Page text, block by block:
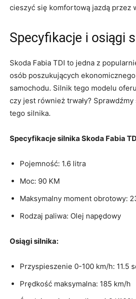
‍cieszyć‌ się komfortową jazdą⁣ przez
Specyfikacje i‍ osiągi
Skoda Fabia⁤ TDI ⁤to jedna ⁤z
‌osób poszukujących
samochodu. ⁤Silnik tego modelu
czy jest również trwały?⁤
tego⁣ silnika.
Specyfikacje silnika‍ Skoda Fabia⁣
Pojemność:⁣ 1.6 litra
Moc: 90⁤ KM
Maksymalny moment obrotowy:
Rodzaj⁢ paliwa: Olej napędowy
Osiągi silnika:
Przyspieszenie 0-100 km/h: 11.5
Prędkość maksymalna: 185 km/h